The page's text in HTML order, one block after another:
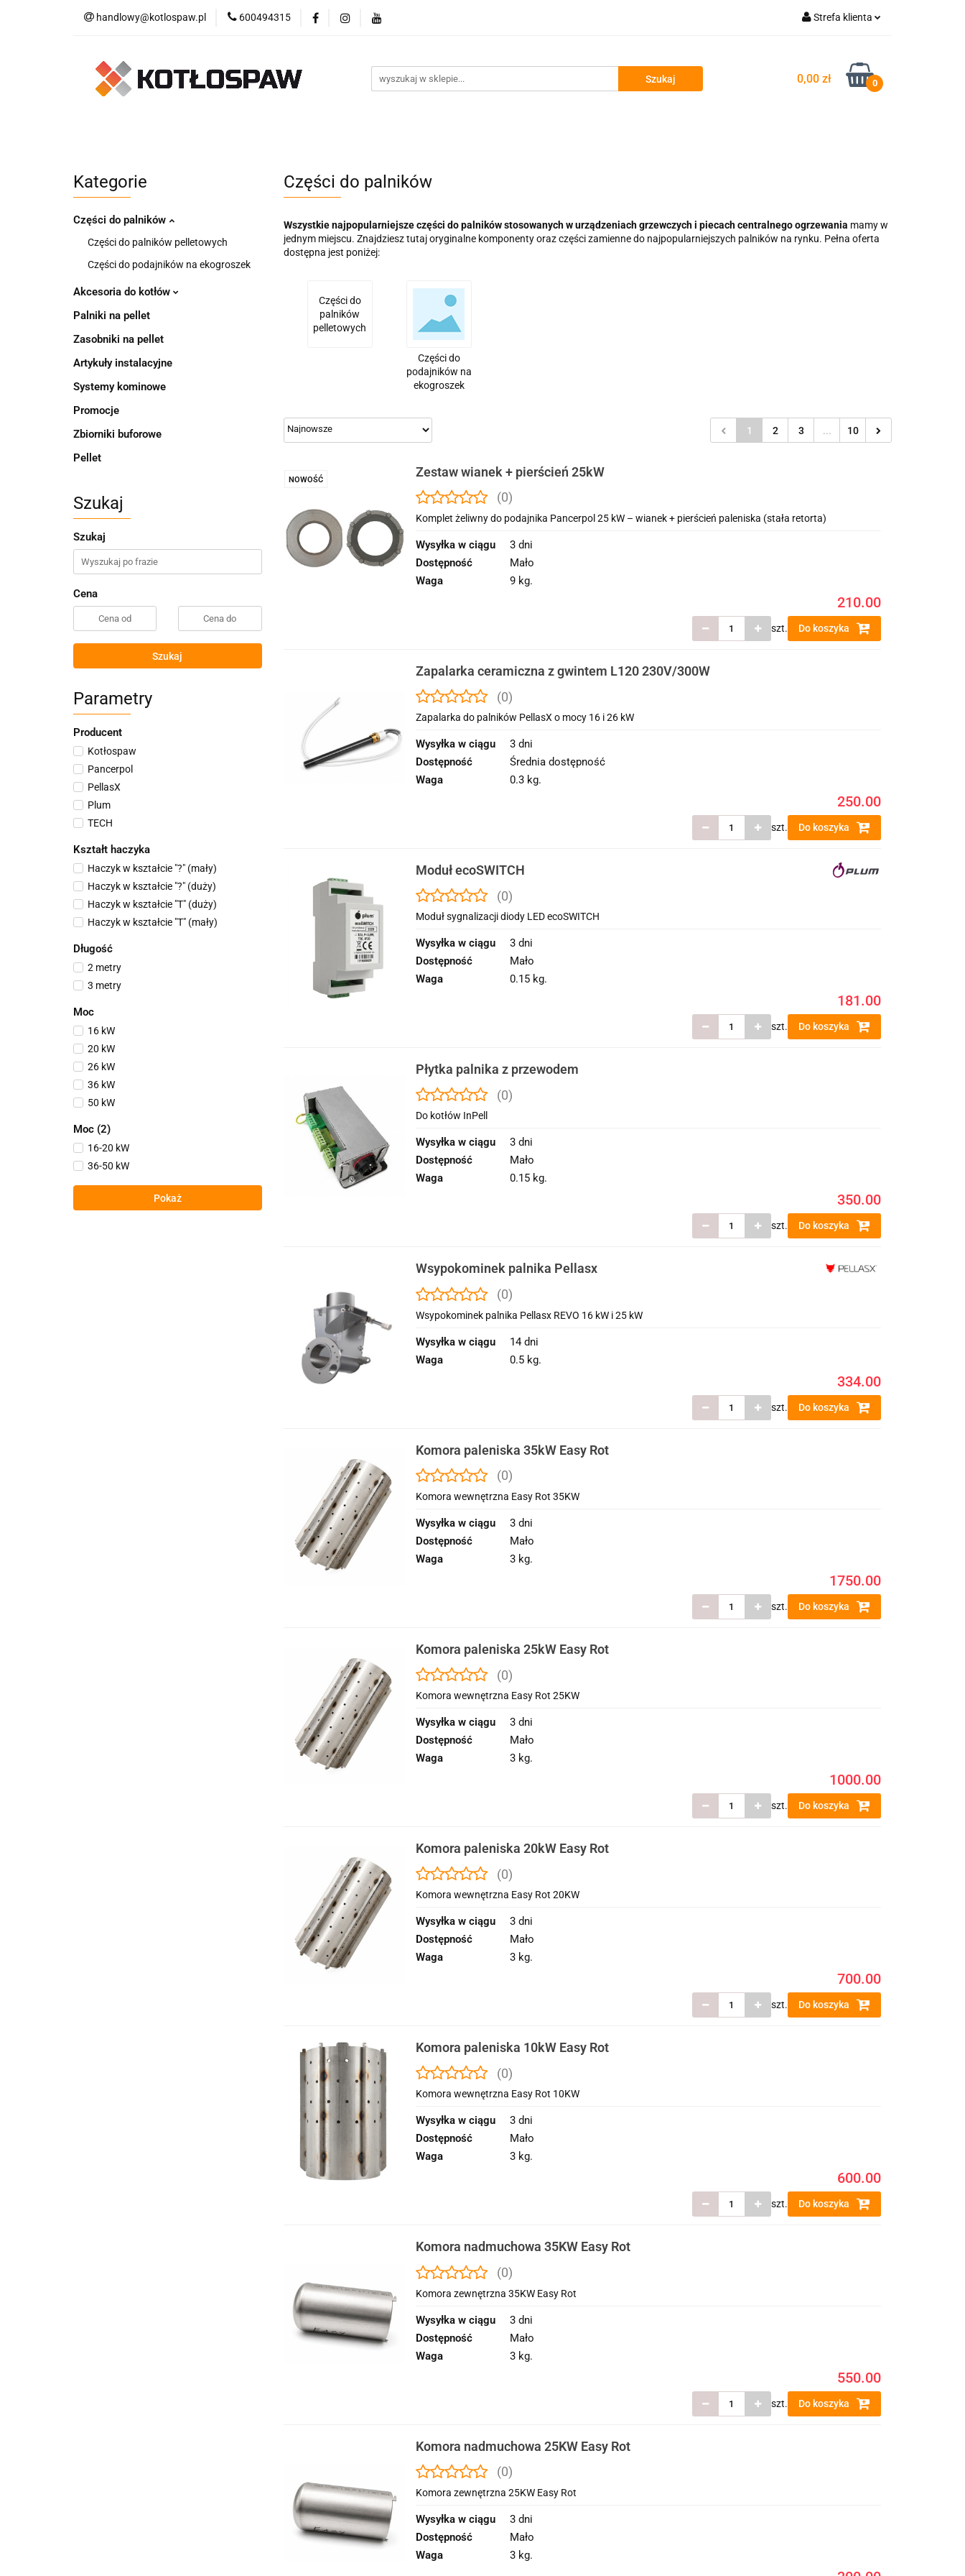
handlowy@kotlospaw.pl 600494315 Strefa klienta
Zarejestruj się
0,00 zł 0
Kategorie Dostawa i płatność
Kategorie
Części do palników
Części do palników pelletowych
Części do podajników na ekogroszek
Akcesoria do kotłów
Palniki na pellet
Zasobniki na pellet
Artykuły instalacyjne
Systemy kominowe
Promocje
Zbiorniki buforowe
Pellet
Szukaj
Szukaj
Cena
Szukaj
Parametry
Producent
Kotłospaw
Pancerpol
PellasX
Plum
TECH
Kształt haczyka
Haczyk w kształcie "?" (mały)
Haczyk w kształcie "?" (duży)
Haczyk w kształcie "T" (duży)
Haczyk w kształcie "T" (mały)
Długość
2 metry
3 metry
Moc
16 kW
20 kW
26 kW
36 kW
50 kW
Moc (2)
16-20 kW
36-50 kW
Pokaż
Części do palników
Wszystkie najpopularniejsze części do palników stosowanych w urządzeniach grzewczych i piecach centralnego ogrzewania mamy w
jednym miejscu. Znajdziesz tutaj oryginalne komponenty oraz części zamienne do najpopularniejszych palników na rynku. Pełna oferta
dostępna jest poniżej:
Części do
palników
pelletowych
Części do
podajników na
ekogroszek
1 2 3 ... 10
NOWOŚĆ
Zestaw wianek + pierścień 25kW
(0)
Komplet żeliwny do podajnika Pancerpol 25 kW – wianek + pierścień paleniska (stała retorta)
Wysyłka w ciągu
3 dni
Dostępność
Mało
Waga
9 kg.
210.00
szt. Do koszyka
Zapalarka ceramiczna z gwintem L120 230V/300W
(0)
Zapalarka do palników PellasX o mocy 16 i 26 kW
Wysyłka w ciągu
3 dni
Dostępność
Średnia dostępność
Waga
0.3 kg.
250.00
szt. Do koszyka
Moduł ecoSWITCH
(0)
Moduł sygnalizacji diody LED ecoSWITCH
Wysyłka w ciągu
3 dni
Dostępność
Mało
Waga
0.15 kg.
181.00
szt. Do koszyka
Płytka palnika z przewodem
(0)
Do kotłów InPell
Wysyłka w ciągu
3 dni
Dostępność
Mało
Waga
0.15 kg.
350.00
szt. Do koszyka
Wsypokominek palnika Pellasx
(0)
Wsypokominek palnika Pellasx REVO 16 kW i 25 kW
Wysyłka w ciągu
14 dni
Waga
0.5 kg.
334.00
szt. Do koszyka
Komora paleniska 35kW Easy Rot
(0)
Komora wewnętrzna Easy Rot 35KW
Wysyłka w ciągu
3 dni
Dostępność
Mało
Waga
3 kg.
1750.00
szt. Do koszyka
Komora paleniska 25kW Easy Rot
(0)
Komora wewnętrzna Easy Rot 25KW
Wysyłka w ciągu
3 dni
Dostępność
Mało
Waga
3 kg.
1000.00
szt. Do koszyka
Komora paleniska 20kW Easy Rot
(0)
Komora wewnętrzna Easy Rot 20KW
Wysyłka w ciągu
3 dni
Dostępność
Mało
Waga
3 kg.
700.00
szt. Do koszyka
Komora paleniska 10kW Easy Rot
(0)
Komora wewnętrzna Easy Rot 10KW
Wysyłka w ciągu
3 dni
Dostępność
Mało
Waga
3 kg.
600.00
szt. Do koszyka
Komora nadmuchowa 35KW Easy Rot
(0)
Komora zewnętrzna 35KW Easy Rot
Wysyłka w ciągu
3 dni
Dostępność
Mało
Waga
3 kg.
550.00
szt. Do koszyka
Komora nadmuchowa 25KW Easy Rot
(0)
Komora zewnętrzna 25KW Easy Rot
Wysyłka w ciągu
3 dni
Dostępność
Mało
Waga
3 kg.